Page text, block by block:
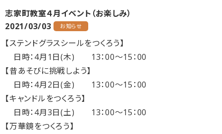
志家町教室４月イベント（お楽しみ）
2021/03/03
お知らせ
【ステンドグラスシールをつくろう】
日時：4月1日(木) 13：00～15：00
【昔あそびに挑戦しよう】
日時：4月2日(金) 13：00～15：00
【キャンドルをつくろう】
日時：4月3日(土) 13：00～15：00
【万華鏡をつくろう】